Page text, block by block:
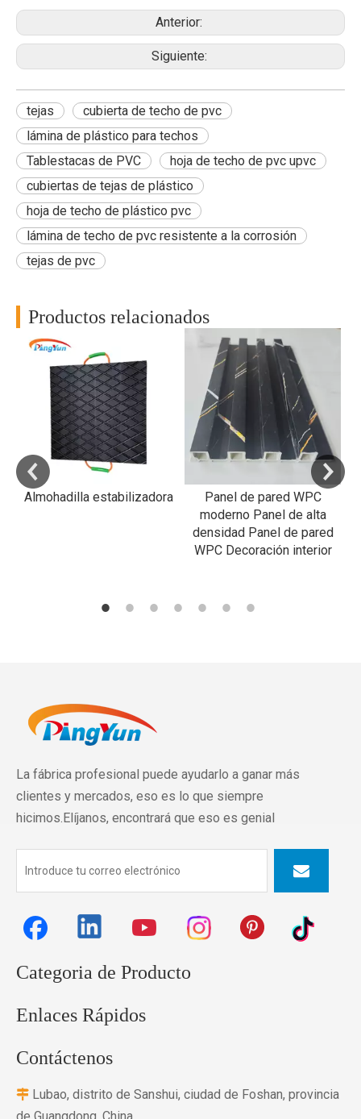
Anterior:
Siguiente:
tejas
cubierta de techo de pvc
lámina de plástico para techos
Tablestacas de PVC
hoja de techo de pvc upvc
cubiertas de tejas de plástico
hoja de techo de plástico pvc
lámina de techo de pvc resistente a la corrosión
tejas de pvc
Productos relacionados
Almohadilla estabilizadora
Panel de pared WPC
moderno Panel de alta
densidad Panel de pared
WPC Decoración interior
La fábrica profesional puede ayudarlo a ganar más
clientes y mercados, eso es lo que siempre
hicimos.Elíjanos, encontrará que eso es genial
Categoria de Producto
Enlaces Rápidos
Contáctenos
 Lubao, distrito de Sanshui, ciudad de Foshan, provincia
de Guangdong, China.